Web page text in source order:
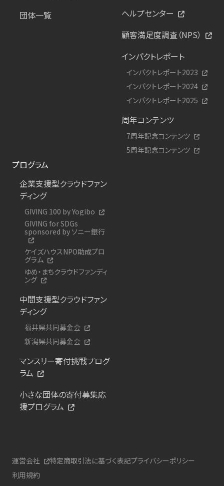
団体一覧
ヘルプセンター
顧客満足度調査（NPS）
インパクトレポート
インパクトレポート2023
インパクトレポート2024
インパクトレポート2025
周年コンテンツ
7周年記念コンテンツ
5周年記念コンテンツ
プログラム
企業支援型クラウドファン
ディング
GIVING 100 by Yogibo
GIVING for SDGs
sponsored by ソニー銀行
ケイズハウスNPO助成プロ
グラム
ゆめ・まちクラウドファンディ
ング
中間支援型クラウドファン
ディング
福井県共同募金会
新潟県共同募金会
マンスリー寄付挑戦プログ
ラム
小さな団体の寄付募集応
援プログラム
運営会社 特定商取引法に基づく表記プライバシーポリシー
利用規約